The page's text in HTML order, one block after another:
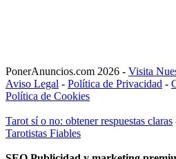
PonerAnuncios.com 2026 - Visita
Aviso Legal - Política de Privacidad -
Política de Cookies
Tarot sí o no: obtener respuestas claras
Tarotistas Fiables